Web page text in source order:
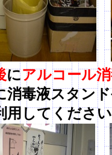
にアルコール
タンドや
ください